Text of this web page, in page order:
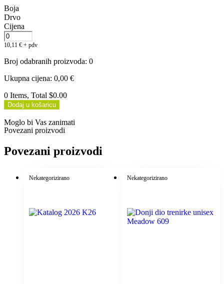
Boja
Drvo
Cijena
10,11 € + pdv
Broj odabranih proizvoda: 0
Ukupna cijena: 0,00 €
0 Items, Total $0.00
Dodaj u košaricu
Moglo bi Vas zanimati
Povezani proizvodi
Povezani proizvodi
Nekategorizirano Nekategorizirano